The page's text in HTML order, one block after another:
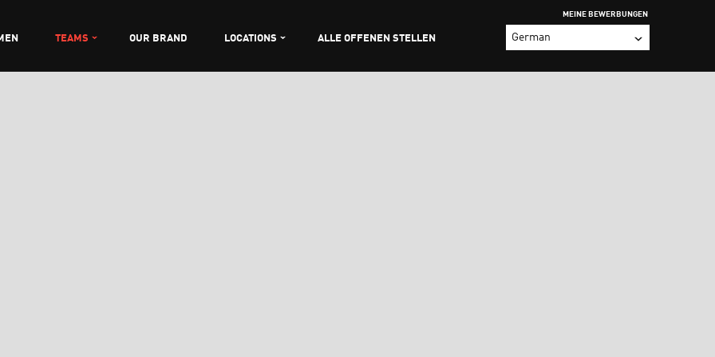
TEAMS OUR BRAND LOCATIONS ALLE OFFENEN STELLEN
MEINE BEWERBUNGEN